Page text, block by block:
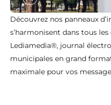
Découvrez nos panneaux
s’harmonisent dans tous
Lediamedia®, journal
municipales en grand
maximale pour vos